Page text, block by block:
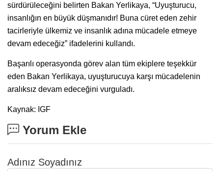
sürdürüleceğini belirten Bakan Yerlikaya, “Uyuşturucu,
insanlığın en büyük düşmanıdır! Buna cüret eden zehir
tacirleriyle ülkemiz ve insanlık adına mücadele etmeye
devam edeceğiz” ifadelerini kullandı.
Başarılı operasyonda görev alan tüm ekiplere teşekkür
eden Bakan Yerlikaya, uyuşturucuya karşı mücadelenin
aralıksız devam edeceğini vurguladı.
Kaynak: IGF
Yorum Ekle
Adınız Soyadınız